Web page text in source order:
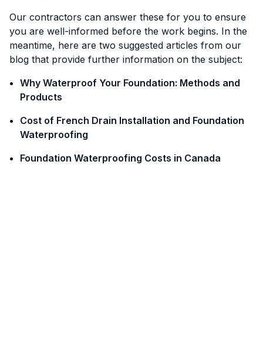
Our contractors can answer these for you to ensure
you are well-informed before the work begins. In the
meantime, here are two suggested articles from our
blog that provide further information on the subject:
Why Waterproof Your Foundation: Methods and
Products
Cost of French Drain Installation and Foundation
Waterproofing
Foundation Waterproofing Costs in Canada